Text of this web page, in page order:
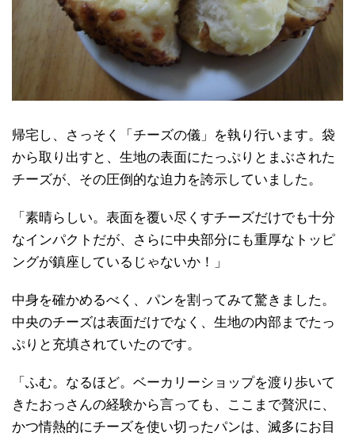
帰宅し、さっそく「チーズの儀」を執り行います。袋
から取り出すと、生地の表面にたっぷりとまぶされた
チーズが、その圧倒的な迫力を誇示していました。
「素晴らしい。表面を覆い尽くすチーズだけでも十分
なインパクトだが、さらに中央部分にも重厚なトッピ
ングが鎮座しているじゃないか！」
中身を確かめるべく、パンを割ってみて驚きました。
中央のチーズは表面だけでなく、生地の内部までたっ
ぷりと充填されていたのです。
「ふむ。なるほど。ベーカリーショップを渡り歩いて
きたおっさんの経験から言っても、ここまで贅沢に、
かつ情熱的にチーズを使い切ったパンは、滅多にお目